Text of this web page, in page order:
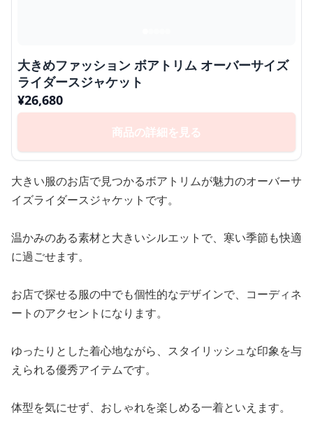
大きめファッション ボアトリム オーバーサイズ
ライダースジャケット
¥26,680
商品の詳細を見る
大きい服のお店で見つかるボアトリムが魅力のオーバーサ
イズライダースジャケットです。
温かみのある素材と大きいシルエットで、寒い季節も快適
に過ごせます。
お店で探せる服の中でも個性的なデザインで、コーディネ
ートのアクセントになります。
ゆったりとした着心地ながら、スタイリッシュな印象を与
えられる優秀アイテムです。
体型を気にせず、おしゃれを楽しめる一着といえます。